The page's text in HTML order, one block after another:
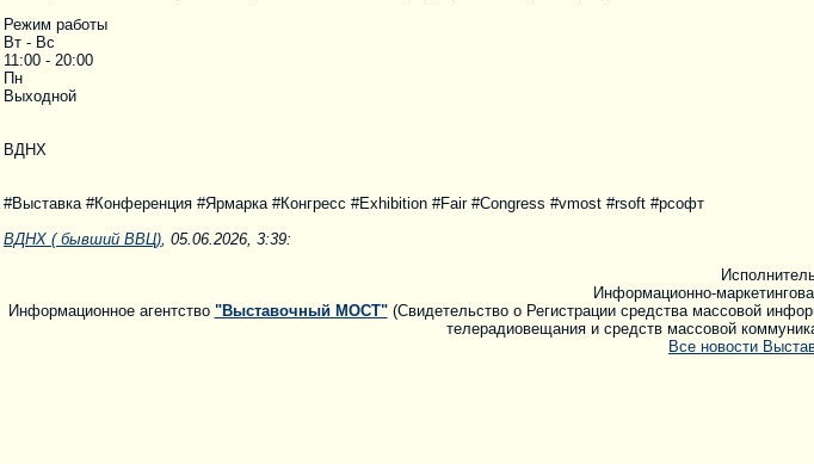
Режим работы
Вт - Вс
11:00 - 20:00
Пн
Выходной
ВДНХ
#Выставка #Конференция #Ярмарка #Конгресс #Exhibition #Fair #Congress #vmost #rsoft #рсофт
ВДНХ ( бывший ВВЦ), 05.06.2026, 3:39:
Информационно-
Информационное агентство "Выставочный МОСТ"(Свидетельство о Регистрации средства массовой
телерадиовещания и средств массовой
Все новости